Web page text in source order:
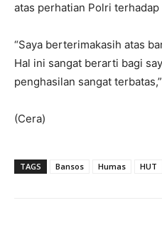
atas perhatian Polri terhadap
“Saya berterimakasih atas
Hal ini sangat berarti bagi
penghasilan sangat
(Cera)
TAGS Bansos Humas HUT